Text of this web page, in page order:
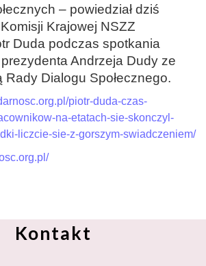
– powiedział dziś
Krajowej NSZZ
Duda podczas spotkania
Andrzeja Dudy ze
Rady Dialogu Społecznego.
piotr-duda-czas-
na-etatach-sie-skonczyl-
liczcie-sie-z-gorszym-swiadczeniem/
Kontakt